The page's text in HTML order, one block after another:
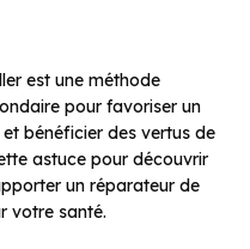
est une méthode
pour favoriser un
bénéficier des vertus de
astuce pour découvrir
un réparateur de
votre santé.